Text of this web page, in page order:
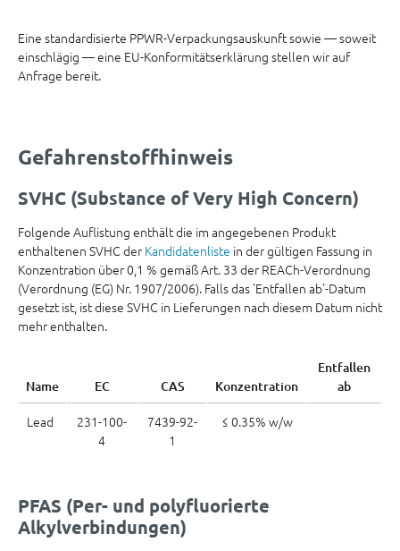
Eine standardisierte PPWR-Verpackungsauskunft sowie — soweit
einschlägig — eine EU-Konformitätserklärung stellen wir auf
Anfrage bereit.
Gefahrenstoffhinweis
SVHC (Substance of Very High Concern)
Folgende Auflistung enthält die im angegebenen Produkt
enthaltenen SVHC der Kandidatenliste in der gültigen Fassung in
Konzentration über 0,1 % gemäß Art. 33 der REACh-Verordnung
(Verordnung (EG) Nr. 1907/2006). Falls das 'Entfallen ab'-Datum
gesetzt ist, ist diese SVHC in Lieferungen nach diesem Datum nicht
mehr enthalten.
Name EC CAS Konzentration
Entfallen
ab
Lead
231-100-
4
7439-92-
1
≤ 0.35% w/w
PFAS (Per- und polyfluorierte
Alkylverbindungen)